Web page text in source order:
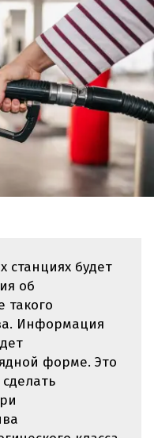
станциях будет
об
такого
Информация
форме. Это